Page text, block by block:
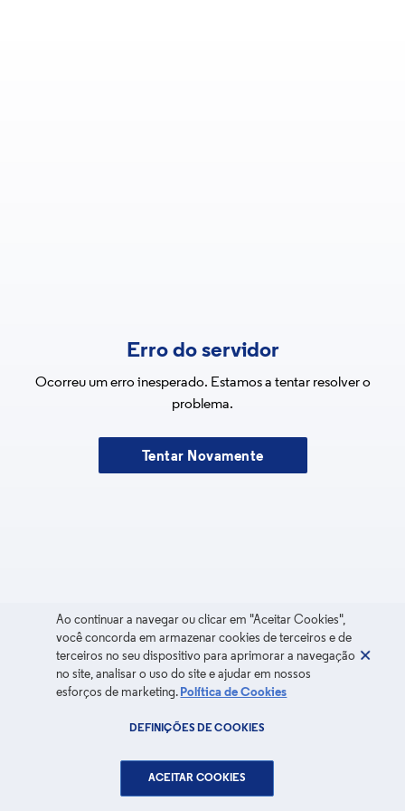
Erro do servidor
Ocorreu um erro inesperado. Estamos a tentar resolver o
problema.
Tentar Novamente
Ao continuar a navegar ou clicar em "Aceitar Cookies",
você concorda em armazenar cookies de terceiros e de
terceiros no seu dispositivo para aprimorar a navegação
no site, analisar o uso do site e ajudar em nossos
esforços de marketing. Política de Cookies
DEFINIÇÕES DE COOKIES
ACEITAR COOKIES